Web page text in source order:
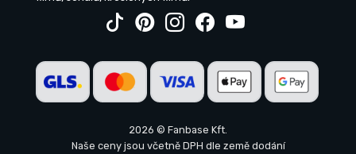
2026 © Fanbase Kft.
Naše ceny jsou včetně DPH dle země dodání